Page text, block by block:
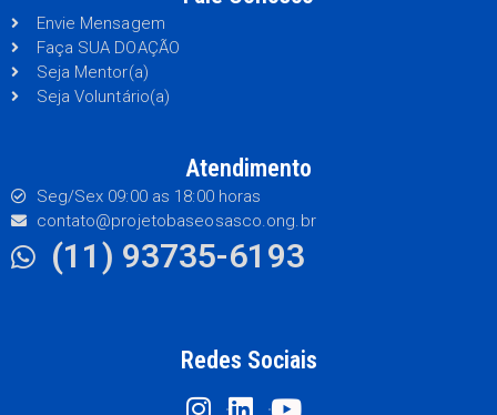
Envie Mensagem
Faça SUA DOAÇÃO
Seja Mentor(a)
Seja Voluntário(a)
Atendimento
Seg/Sex 09:00 as 18:00 horas
contato@projetobaseosasco.ong.br
(11) 93735-6193
Redes Sociais